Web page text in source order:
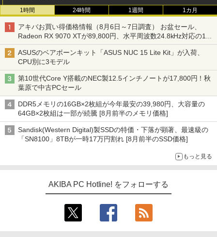
1時間 24時間 1週間 1カ月
アキバお買い得価格情報（8月6日～7日調査） お盆セール、
Radeon RX 9070 XTが89,800円、水平周波数24.8kHz対応の17
型モニターが9,801円、暑さ指数連動セール ほか
ASUSのベアボーンキット「ASUS NUC 15 Lite Kit」が入荷、
CPU別に3モデル
第10世代Core Y搭載のNEC製12.5インチノートが17,800円！秋
葉原で中古PCセール
DDR5メモリの16GB×2枚組が今年最安の39,980円、大容量の
64GB×2枚組は一部が続騰 [8月前半のメモリ価格]
Sandisk(Western Digital)製SSDの特価・下落が顕著、最速級の
「SN8100」8TBが一時17万円割れ [8月前半のSSD価格]
もっと見る
AKIBA PC Hotline! をフォローする